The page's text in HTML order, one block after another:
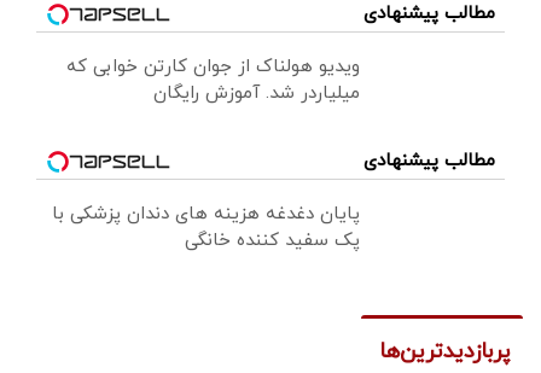
مطالب پیشنهادی
ویدیو هولناک از جوان کارتن خوابی که
میلیاردر شد. آموزش رایگان
مطالب پیشنهادی
پایان دغدغه هزینه های دندان پزشکی با
پک سفید کننده خانگی
پربازدیدترین‌ها